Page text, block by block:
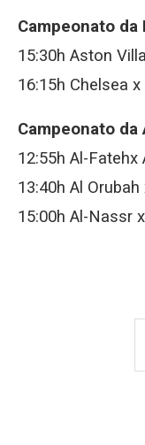
Campeonato da
15:30h Aston
16:15h Chelsea
Campeonato da
12:55h Al-Fatehx
13:40h Al
15:00h Al-Nassr